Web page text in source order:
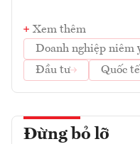
Xem thêm
Doanh nghiệp niêm
Đầu tư
Quốc tế
Đừng bỏ lỡ